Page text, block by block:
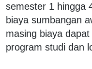
semester 1 hingga
biaya sumbangan
masing biaya
program studi dan